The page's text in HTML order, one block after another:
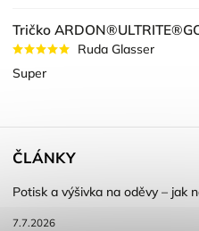
Tričko
Ruda Glasser
Super
ČLÁNKY
Potisk a výšivka na oděvy – jak
7.7.2026